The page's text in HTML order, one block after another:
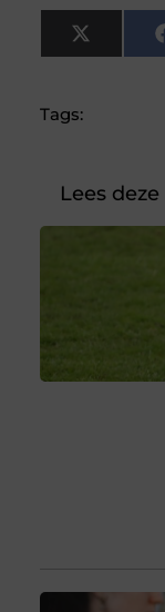
X
(Twitter)
Tags:
Lees deze